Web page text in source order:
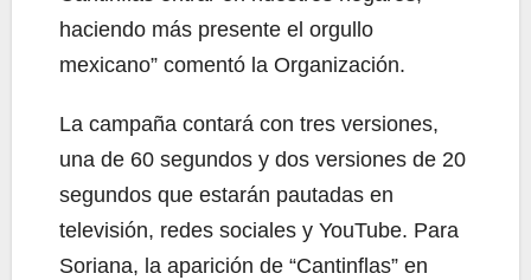
haciendo más presente el orgullo
mexicano” comentó la Organización.
La campaña contará con tres versiones,
una de 60 segundos y dos versiones de 20
segundos que estarán pautadas en
televisión, redes sociales y YouTube. Para
Soriana, la aparición de “Cantinflas” en